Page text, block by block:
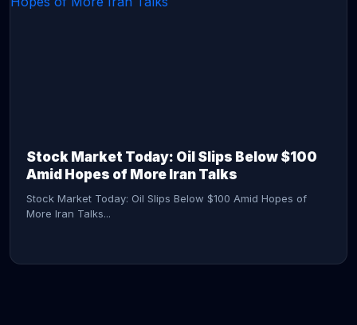
Stock Market Today: Oil Slips Below $100
Amid Hopes of More Iran Talks
Stock Market Today: Oil Slips Below $100 Amid Hopes of
More Iran Talks...